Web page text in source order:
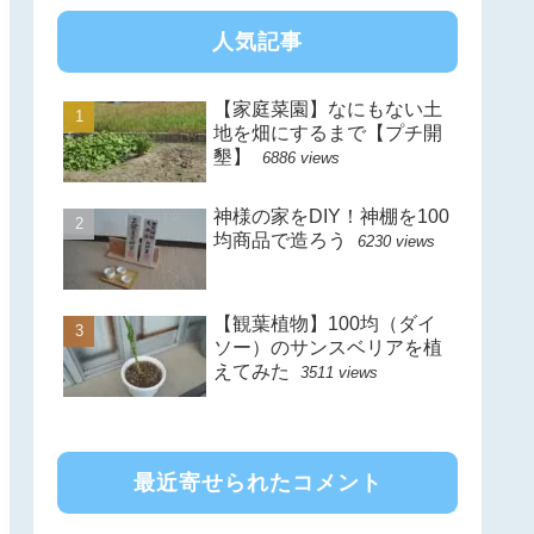
人気記事
【家庭菜園】なにもない土
地を畑にするまで【プチ開
墾】
6886 views
神様の家をDIY！神棚を100
均商品で造ろう
6230 views
【観葉植物】100均（ダイ
ソー）のサンスベリアを植
えてみた
3511 views
最近寄せられたコメント